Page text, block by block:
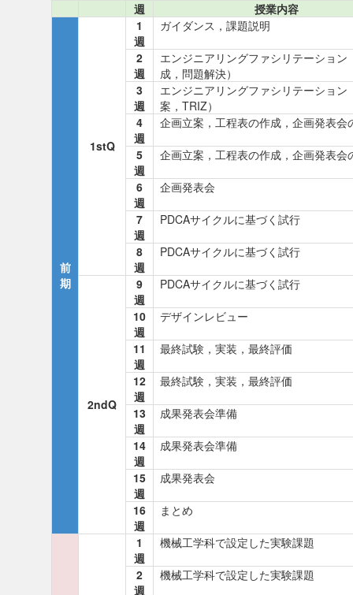
週 授業内容
前
期
1stQ
1
週
ガイダンス，課題説明
2
週
エンジニアリングファシリテーション
成，問題解決）
3
週
エンジニアリングファシリテーション
案，TRIZ）
4
週
企画立案，工程表の作成，企画発表会
5
週
企画立案，工程表の作成，企画発表会
6
週
企画発表会
7
週
PDCAサイクルに基づく試行
8
週
PDCAサイクルに基づく試行
2ndQ
9
週
PDCAサイクルに基づく試行
10
週
デザインレビュー
11
週
最終試験，実装，最終評価
12
週
最終試験，実装，最終評価
13
週
成果発表会準備
14
週
成果発表会準備
15
週
成果発表会
16
週
まとめ
1
週
機械工学科で設定した実験課題
2
週
機械工学科で設定した実験課題